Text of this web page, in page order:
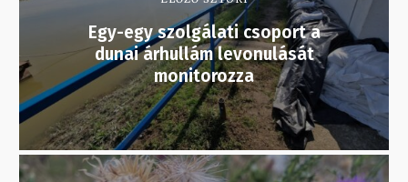
Egy-egy szolgálati csoport a
dunai árhullám levonulását
monitorozza